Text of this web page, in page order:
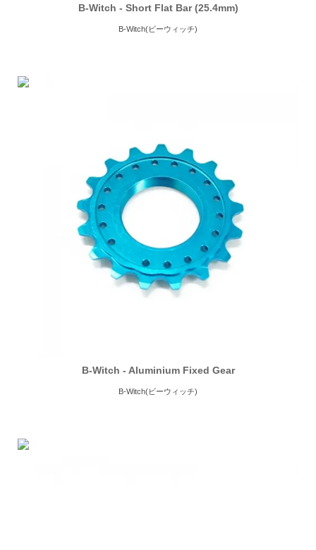
B-Witch - Short Flat Bar (25.4mm)
B-Witch(ビーウィッチ)
B-Witch - Aluminium Fixed Gear
B-Witch(ビーウィッチ)